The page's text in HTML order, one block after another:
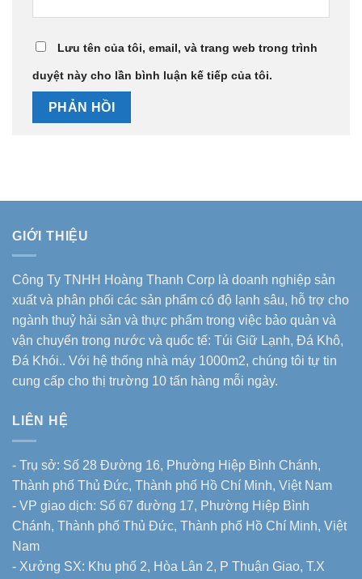
Lưu tên của tôi, email, và trang web trong trình
duyệt này cho lần bình luận kế tiếp của tôi.
GIỚI THIỆU
Công Ty TNHH Hoàng Thanh Corp là doanh nghiệp sản
xuất và phân phối các sản phẩm có độ lạnh sâu, hỗ trợ cho
ngành thuỷ hải sản và thực phẩm trong việc bảo quản và
vận chuyển trong nước và quốc tế: Túi Giữ Lạnh, Đá Khô,
Đá Khói.. Với hệ thống nhà máy 1000m2, chúng tôi tự tin
cung cấp cho thị trường 10 tấn hàng mỗi ngày.
LIÊN HỆ
- Trụ sở: Số 28 Đường 16, Phường Hiệp Bình Chánh,
Thành phố Thủ Đức, Thành phố Hồ Chí Minh, Việt Nam
- VP giao dịch: Số 67 đường 17, Phường Hiệp Bình
Chánh, Thành phố Thủ Đức, Thành phố Hồ Chí Minh, Việt
Nam
- Xưởng SX: Khu phố 2, Hòa Lân 2, P Thuận Giao, T.X